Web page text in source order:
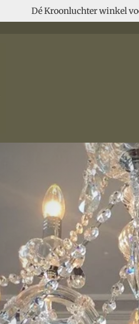
Dé Kroonluchter winkel